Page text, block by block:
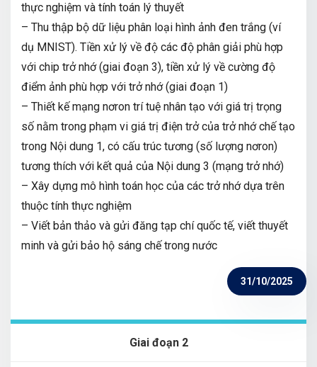
thực nghiệm và tính toán lý thuyết
– Thu thập bộ dữ liệu phân loại hình ảnh đen trắng (ví
dụ MNIST). Tiền xử lý về độ các độ phân giải phù hợp
với chip trở nhớ (giai đoạn 3), tiền xử lý về cường độ
điểm ảnh phù hợp với trở nhớ (giai đoạn 1)
– Thiết kế mạng nơron trí tuệ nhân tạo với giá trị trọng
số nằm trong phạm vi giá trị điện trở của trở nhớ chế tạo
trong Nội dung 1, có cấu trúc tương (số lượng nơron)
tương thích với kết quả của Nội dung 3 (mạng trở nhớ)
– Xây dựng mô hình toán học của các trở nhớ dựa trên
thuộc tính thực nghiệm
– Viết bản thảo và gửi đăng tạp chí quốc tế, viết thuyết
minh và gửi bảo hộ sáng chế trong nước
31/10/2025
Giai đoạn 2